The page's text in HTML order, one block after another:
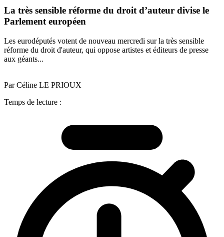
La très sensible réforme du droit d’auteur divise le
Parlement européen
Les eurodéputés votent de nouveau mercredi sur la très sensible
réforme du droit d'auteur, qui oppose artistes et éditeurs de presse
aux géants...
Par Céline LE PRIOUX
Temps de lecture :